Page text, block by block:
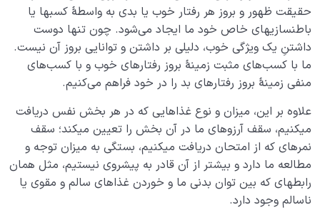
درمان می‌ شود؟
مشکلات دنیا برای چیست و کدام بخش از وجود ما را درگیر
می کند؟
مرگ یا تولد؟
دنیا؛ باشگاه انسان‌سازی 0/8
چگونه انسان شویم؟ 0/18
حقیقت ظهور و بروز هر رفتار خوب یا بدی به واسطۀ کسب­ها یا
باطن­سازی­های خاص خود ما ایجاد می‌شود. چون تنها دوست
داشتنِ یک ویژگی خوب، دلیلی بر داشتن و توانایی بروز آن نیست.
ما با کسب‌های مثبت زمینۀ بروز رفتارهای خوب و با کسب‌های
منفی زمینۀ بروز رفتارهای بد را در خود فراهم می‌کنیم.
علاوه بر این، میزان و نوع غذاهایی که در هر بخش نفس دریافت
می­کنیم، سقف آرزوهای ما در آن بخش را تعیین می­کند؛ سقف
نمره­ای که از امتحان دریافت می­کنیم، بستگی به میزان توجه و
مطالعه ما دارد و بیشتر از آن قادر به پیشروی نیستیم، مثل همان
رابطه­ای که بین توان بدنی ما و خوردن غذاهای سالم و مقوی یا
ناسالم وجود دارد.